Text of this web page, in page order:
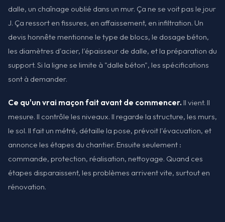
dalle, un chaînage oublié dans un mur. Ça ne se voit pas le jour
J. Ça ressort en fissures, en affaissement, en infiltration. Un
devis honnête mentionne le type de blocs, le dosage béton,
les diamètres d'acier, l'épaisseur de dalle, et la préparation du
support. Si la ligne se limite à "dalle béton", les spécifications
sont à demander.
Ce qu'un vrai maçon fait avant de commencer. Il vient. Il
mesure. Il contrôle les niveaux. Il regarde la structure, les murs,
le sol. Il fait un métré, détaille la pose, prévoit l'évacuation, et
annonce les étapes du chantier. Ensuite seulement :
commande, protection, réalisation, nettoyage. Quand ces
étapes disparaissent, les problèmes arrivent vite, surtout en
rénovation.